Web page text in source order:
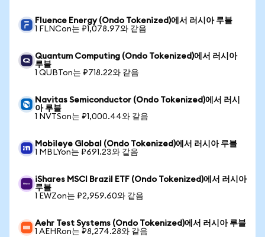
Fluence Energy (Ondo Tokenized)에서 러시아 루블
1 FLNCon는 ₽1,078.97와 같음
Quantum Computing (Ondo Tokenized)에서 러시아
루블
1 QUBTon는 ₽718.22와 같음
Navitas Semiconductor (Ondo Tokenized)에서 러시
아 루블
1 NVTSon는 ₽1,000.44와 같음
Mobileye Global (Ondo Tokenized)에서 러시아 루블
1 MBLYon는 ₽691.23와 같음
iShares MSCI Brazil ETF (Ondo Tokenized)에서 러시아
루블
1 EWZon는 ₽2,959.60와 같음
Aehr Test Systems (Ondo Tokenized)에서 러시아 루블
1 AEHRon는 ₽8,274.28와 같음